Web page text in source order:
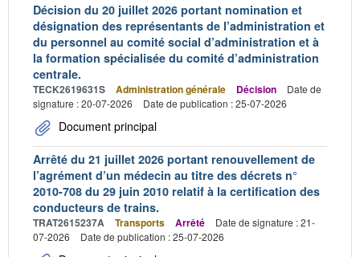
Décision du 20 juillet 2026 portant nomination et
désignation des représentants de l’administration et
du personnel au comité social d’administration et à
la formation spécialisée du comité d’administration
centrale.
TECK2619631S Administration générale Décision
Date de
signature : 20-07-2026
Date de publication : 25-07-2026
Document principal
Arrêté du 21 juillet 2026 portant renouvellement de
l’agrément d’un médecin au titre des décrets n°
2010-708 du 29 juin 2010 relatif à la certification des
conducteurs de trains.
TRAT2615237A Transports Arrêté
Date de signature : 21-
07-2026
Date de publication : 25-07-2026